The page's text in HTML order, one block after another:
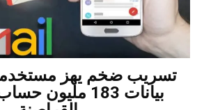
تسريب ضخم يهز
بيانات 183